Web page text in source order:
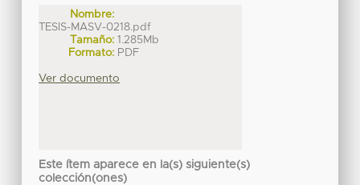
Nombre:
TESIS-MASV-0218.pdf
Tamaño: 1.285Mb
Formato: PDF
Ver documento
Este ítem aparece en la(s) siguiente(s)
colección(ones)